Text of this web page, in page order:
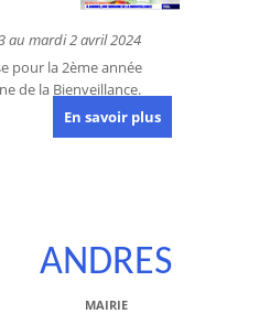
au mardi 2 avril 2024
pour la 2ème année
de la Bienveillance.
En savoir plus
ANDRES
MAIRIE